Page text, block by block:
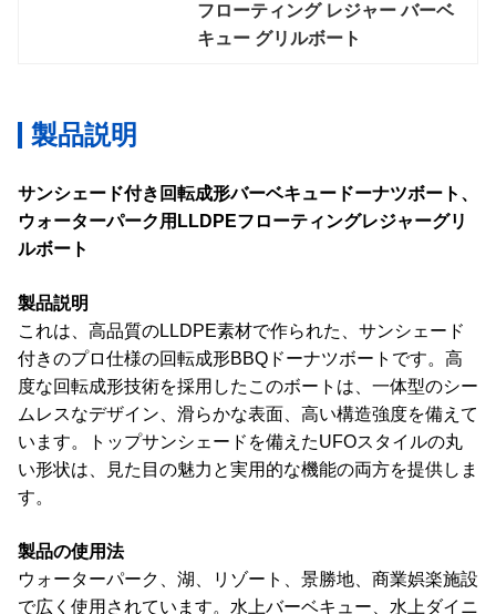
フローティング レジャー バーベ
キュー グリルボート
製品説明
サンシェード付き回転成形バーベキュードーナツボート、
ウォーターパーク用LLDPEフローティングレジャーグリ
ルボート
製品説明
これは、高品質のLLDPE素材で作られた、サンシェード
付きのプロ仕様の回転成形BBQドーナツボートです。高
度な回転成形技術を採用したこのボートは、一体型のシー
ムレスなデザイン、滑らかな表面、高い構造強度を備えて
います。トップサンシェードを備えたUFOスタイルの丸
い形状は、見た目の魅力と実用的な機能の両方を提供しま
す。
製品の使用法
ウォーターパーク、湖、リゾート、景勝地、商業娯楽施設
で広く使用されています。水上バーベキュー、水上ダイニ